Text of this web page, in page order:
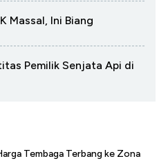
Massal, Ini Biang
Pemilik Senjata Api di
Tembaga Terbang ke Zona